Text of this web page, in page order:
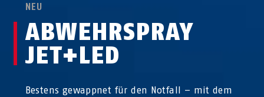
NEU
ABWEHRSPRAY
JET+LED
Bestens gewappnet für den Notfall – mit dem